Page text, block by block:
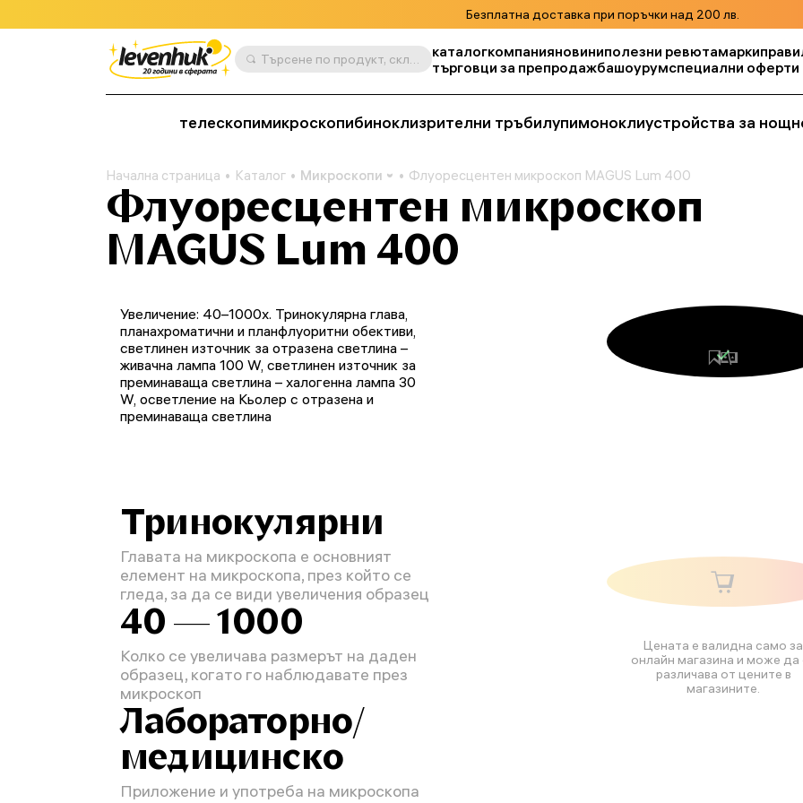
Безплатна доставка при поръчки над 200 лв.
Търсене по продукт, складова единица, категория и т.н. каталогкомпанияновиниполезни ревютамарки
търговци за препродажбашоурумспециални оферти
телескопимикроскопибиноклизрителни тръбилупимоноклиустройства за
Начална страница Каталог Микроскопи Флуоресцентен микроскоп MAGUS Lum 400
Флуоресцентен микроскоп
MAGUS Lum 400
Цената е валидна само за
онлайн магазина и може да
различава от цените в
магазините.
Увеличение: 40–1000x. Тринокулярна глава,
планахроматични и планфлуоритни обективи,
светлинен източник за отразена светлина –
живачна лампа 100 W, светлинен източник за
преминаваща светлина – халогенна лампа 30
W, осветление на Кьолер с отразена и
преминаваща светлина
Тринокулярни
Главата на микроскопа е основният
елемент на микроскопа, през който се
гледа, за да се види увеличения образец
40 — 1000
Колко се увеличава размерът на даден
образец, когато го наблюдавате през
микроскоп
Лабораторно/
медицинско
Приложение и употреба на микроскопа